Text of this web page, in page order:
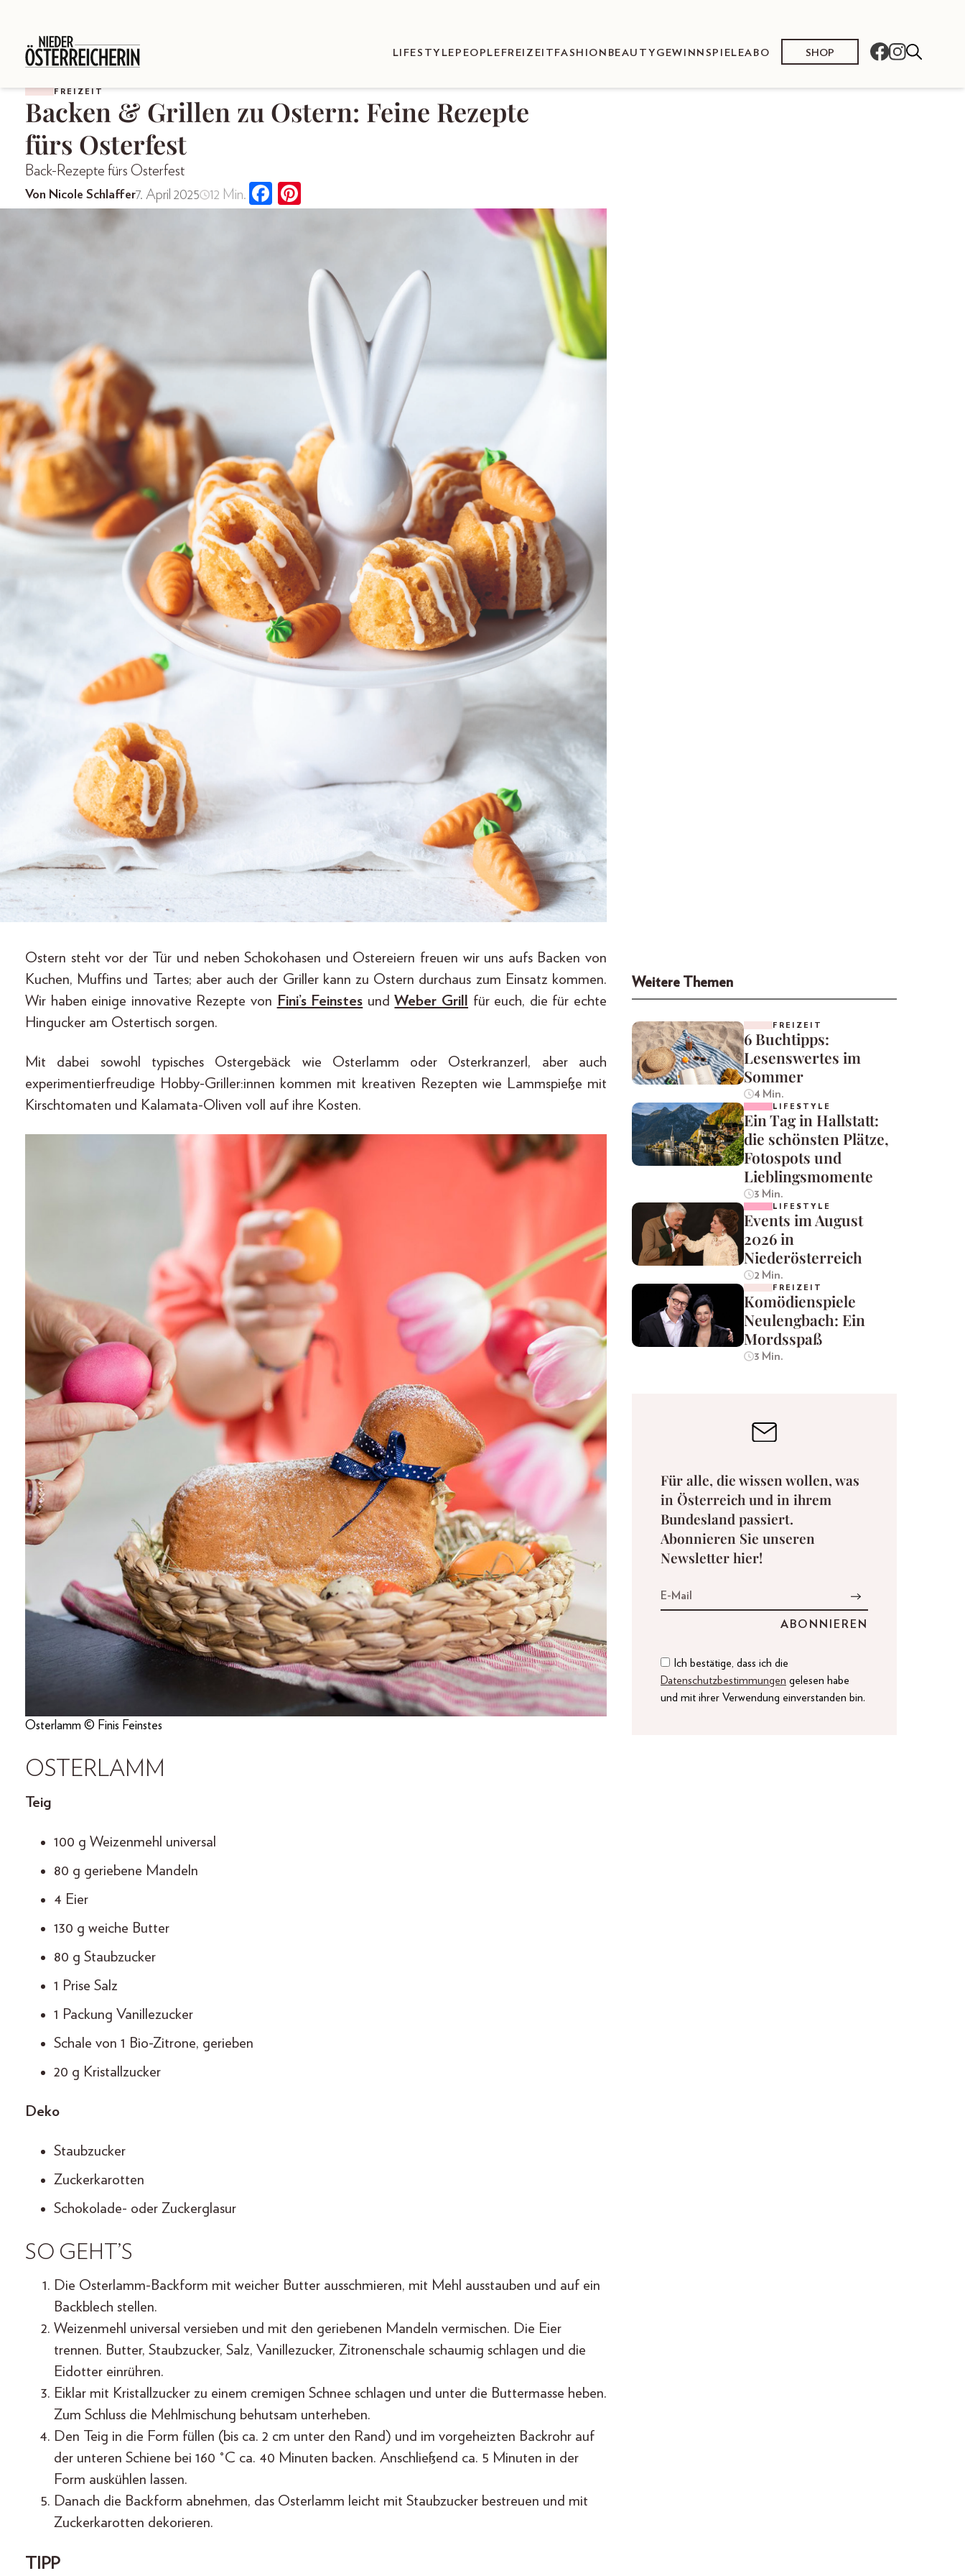
LIFESTYLE PEOPLE FREIZEIT FASHION BEAUTY GEWINNSPIELEABO SHOP
FREIZEIT
Backen & Grillen zu Ostern: Feine Rezepte
fürs Osterfest
Back-Rezepte fürs Osterfest
Von Nicole Schlaffer7. April 2025 12 Min.
Ostern steht vor der Tür und neben Schokohasen und Ostereiern freuen wir uns aufs Backen von
Kuchen, Muffins und Tartes; aber auch der Griller kann zu Ostern durchaus zum Einsatz kommen.
Wir haben einige innovative Rezepte von Fini’s Feinstes undWeber Grill
für euch, die für echte
Hingucker am Ostertisch sorgen.
Mit dabei sowohl typisches Ostergebäck wie Osterlamm oder Osterkranzerl, aber auch
experimentierfreudige Hobby-Griller:innen kommen mit kreativen Rezepten wie Lammspieße mit
Kirschtomaten und Kalamata-Oliven voll auf ihre Kosten.
Osterlamm © Finis Feinstes
OSTERLAMM
Teig
100 g Weizenmehl universal
80 g geriebene Mandeln
4 Eier
130 g weiche Butter
80 g Staubzucker
1 Prise Salz
1 Packung Vanillezucker
Schale von 1 Bio-Zitrone, gerieben
20 g Kristallzucker
Deko
Staubzucker
Zuckerkarotten
Schokolade- oder Zuckerglasur
SO GEHT’S
Die Osterlamm-Backform mit weicher Butter ausschmieren, mit Mehl ausstauben und auf ein
Backblech stellen.
Weizenmehl universal versieben und mit den geriebenen Mandeln vermischen. Die Eier
trennen. Butter, Staubzucker, Salz, Vanillezucker, Zitronenschale schaumig schlagen und die
Eidotter einrühren.
Eiklar mit Kristallzucker zu einem cremigen Schnee schlagen und unter die Buttermasse heben.
Zum Schluss die Mehlmischung behutsam unterheben.
Den Teig in die Form füllen (bis ca. 2 cm unter den Rand) und im vorgeheizten Backrohr auf
der unteren Schiene bei 160 °C ca. 40 Minuten backen. Anschließend ca. 5 Minuten in der
Form auskühlen lassen.
Danach die Backform abnehmen, das Osterlamm leicht mit Staubzucker bestreuen und mit
Zuckerkarotten dekorieren.
TIPP
Weitere Themen
FREIZEIT
6 Buchtipps:
Lesenswertes im
Sommer
4 Min.
LIFESTYLE
Ein Tag in Hallstatt:
die schönsten Plätze,
Fotospots und
Lieblingsmomente
3 Min.
LIFESTYLE
Events im August
2026 in
Niederösterreich
2 Min.
FREIZEIT
Komödienspiele
Neulengbach: Ein
Mordsspaß
3 Min.
Für alle, die wissen wollen, was
in Österreich und in ihrem
Bundesland passiert.
Abonnieren Sie unseren
Newsletter hier!
Ich bestätige, dass ich die
Datenschutzbestimmungen gelesen habe
und mit ihrer Verwendung einverstanden bin.